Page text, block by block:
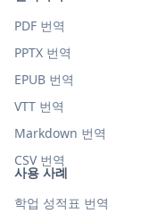
사용 사례
학업 성적표 번역
PDF 번역
PPTX 번역
EPUB 번역
VTT 번역
Markdown 번역
CSV 번역